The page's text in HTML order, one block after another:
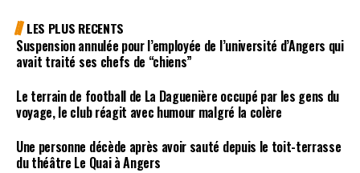
LES PLUS RECENTS
Suspension annulée pour l’employée de l’université d’Angers qui
avait traité ses chefs de “chiens”
Le terrain de football de La Daguenière occupé par les gens du
voyage, le club réagit avec humour malgré la colère
Une personne décède après avoir sauté depuis le toit-terrasse
du théâtre Le Quai à Angers